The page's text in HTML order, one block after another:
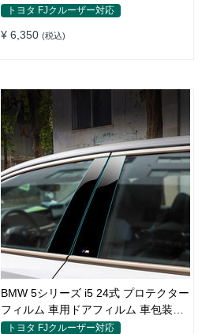
ム キズ防止 キズ隠し
トヨタ FJクルーザー対応
¥ 6,350 (税込)
BMW 5シリーズ i5 24式 プロテクター
フィルム 車用ドアフィルム 車包装フ
ィルム チップ 傷 汚れ 防止 透明ベー
トヨタ FJクルーザー対応